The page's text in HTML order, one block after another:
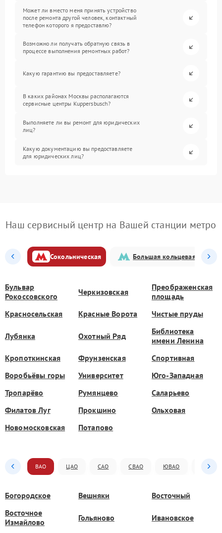
Может ли вместо меня принять устройство
после ремонта другой человек, контактный
телефон которого я предоставлю?
Возможно ли получать обратную связь в
процессе выполнения ремонтных работ?
Какую гарантию вы предоставляете?
В каких районах Москвы располагаются
сервисные центры Kuppersbusch?
Выполняете ли вы ремонт для юридических
лиц?
Какую документацию вы предоставляете
для юридических лиц?
Наш сервисный центр на Вашей станции метро
Сокольническая Большая кольцевая
Бульвар
Рокоссовского
Черкизовская
Преображенская
площадь
Красносельская
Красные Ворота Чистые пруды
Лубянка Охотный Ряд
Библиотека
имени Ленина
Кропоткинская
Фрунзенская
Спортивная
Воробьёвы горы
Университет
Юго-Западная
Тропарёво
Румянцево
Саларьево
Филатов Луг
Прокшино
Ольховая
Новомосковская
Потапово
ВАО ЦАО САО СВАО ЮВАО ЮАО
Богородское Вешняки
Восточный
Восточное
Измайлово
Гольяново Ивановское